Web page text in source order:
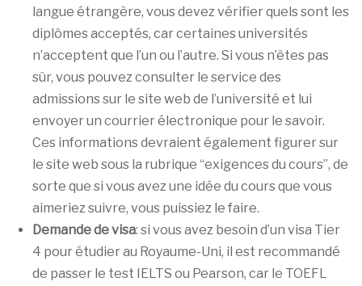
langue étrangère, vous devez vérifier quels sont les
diplômes acceptés, car certaines universités
n’acceptent que l’un ou l’autre. Si vous n’êtes pas
sûr, vous pouvez consulter le service des
admissions sur le site web de l’université et lui
envoyer un courrier électronique pour le savoir.
Ces informations devraient également figurer sur
le site web sous la rubrique “exigences du cours”, de
sorte que si vous avez une idée du cours que vous
aimeriez suivre, vous puissiez le faire.
Demande de visa: si vous avez besoin d’un visa Tier
4 pour étudier au Royaume-Uni, il est recommandé
de passer le test IELTS ou Pearson, car le TOEFL